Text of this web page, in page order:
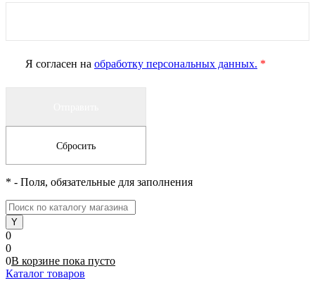
Я согласен на обработку персональных данных. *
* - Поля, обязательные для заполнения
0
0
0В корзине пока пусто
Каталог товаров